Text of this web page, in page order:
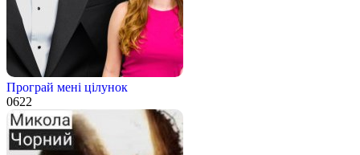
Програй мені цілунок
0622